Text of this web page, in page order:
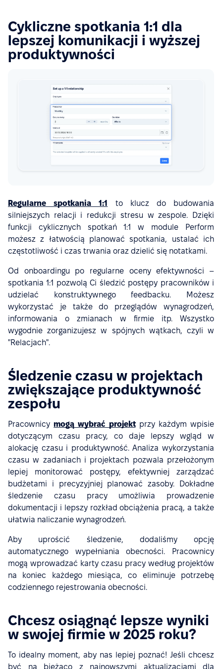
Cykliczne spotkania 1:1 dla
lepszej komunikacji i wyższej
produktywności
Regularne spotkania 1:1
to klucz do budowania
silniejszych relacji i redukcji stresu w zespole. Dzięki
funkcji cyklicznych spotkań 1:1 w module Perform
możesz z łatwością planować spotkania, ustalać ich
częstotliwość i czas trwania oraz dzielić się notatkami.
Od onboardingu po regularne oceny efektywności –
spotkania 1:1 pozwolą Ci śledzić postępy pracowników i
udzielać konstruktywnego feedbacku. Możesz
wykorzystać je także do przeglądów wynagrodzeń,
informowania o zmianach w firmie itp. Wszystko
wygodnie zorganizujesz w spójnych wątkach, czyli w
"Relacjach".
Śledzenie czasu w projektach
zwiększające produktywność
zespołu
Pracownicymogą wybrać projektprzy każdym wpisie
dotyczącym czasu pracy, co daje lepszy wgląd w
alokację czasu i produktywność. Analiza wykorzystania
czasu w zadaniach i projektach pozwala przełożonym
lepiej monitorować postępy, efektywniej zarządzać
budżetami i precyzyjniej planować zasoby. Dokładne
śledzenie czasu pracy umożliwia prowadzenie
dokumentacji i lepszy rozkład obciążenia pracą, a także
ułatwia naliczanie wynagrodzeń.
Aby uprościć śledzenie, dodaliśmy opcję
automatycznego wypełniania obecności. Pracownicy
mogą wprowadzać karty czasu pracy według projektów
na koniec każdego miesiąca, co eliminuje potrzebę
codziennego rejestrowania obecności.
Chcesz osiągnąć lepsze wyniki
w swojej firmie w 2025 roku?
To idealny moment, aby nas lepiej poznać! Jeśli chcesz
być na bieżąco z najnowszymi aktualizacjami dla